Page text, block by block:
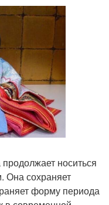
носиться
Она сохраняет
форму периода